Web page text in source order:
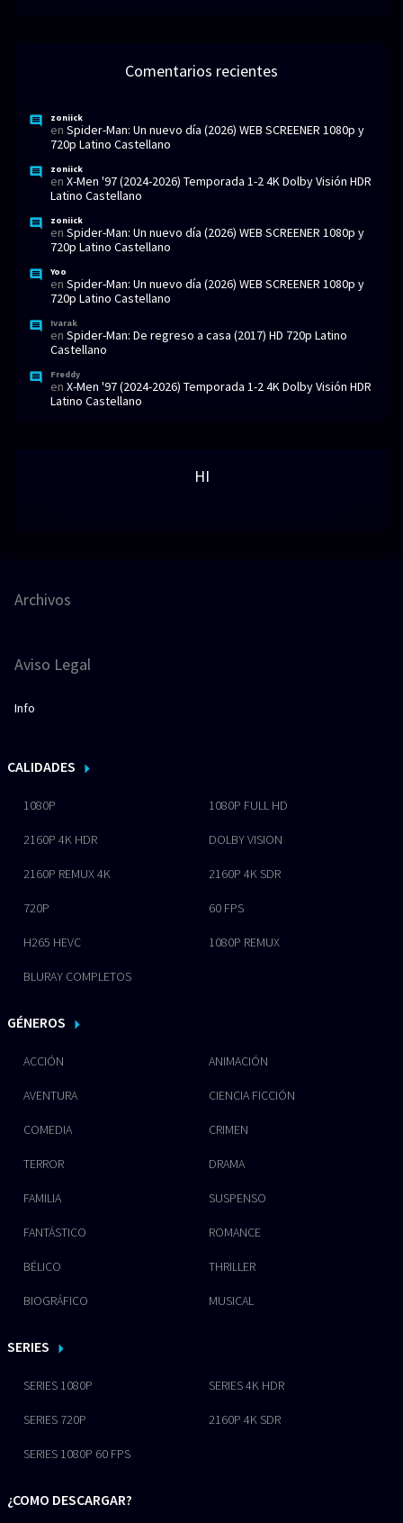
Comentarios recientes
zoniick
en Spider-Man: Un nuevo día (2026) WEB SCREENER 1080p y
720p Latino Castellano
zoniick
en X-Men '97 (2024-2026) Temporada 1-2 4K Dolby Visión HDR
Latino Castellano
zoniick
en Spider-Man: Un nuevo día (2026) WEB SCREENER 1080p y
720p Latino Castellano
Yoo
en Spider-Man: Un nuevo día (2026) WEB SCREENER 1080p y
720p Latino Castellano
Ivarak
en Spider-Man: De regreso a casa (2017) HD 720p Latino
Castellano
Freddy
en X-Men '97 (2024-2026) Temporada 1-2 4K Dolby Visión HDR
Latino Castellano
HI
Archivos
Aviso Legal
Info
CALIDADES
1080P 1080P FULL HD
2160P 4K HDR DOLBY VISION
2160P REMUX 4K 2160P 4K SDR
720P 60 FPS
H265 HEVC 1080P REMUX
BLURAY COMPLETOS
GÉNEROS
ACCIÓN ANIMACIÓN
AVENTURA CIENCIA FICCIÓN
COMEDIA CRIMEN
TERROR DRAMA
FAMILIA SUSPENSO
FANTÁSTICO ROMANCE
BÉLICO THRILLER
BIOGRÁFICO MUSICAL
SERIES
SERIES 1080P SERIES 4K HDR
SERIES 720P 2160P 4K SDR
SERIES 1080P 60 FPS
¿COMO DESCARGAR?